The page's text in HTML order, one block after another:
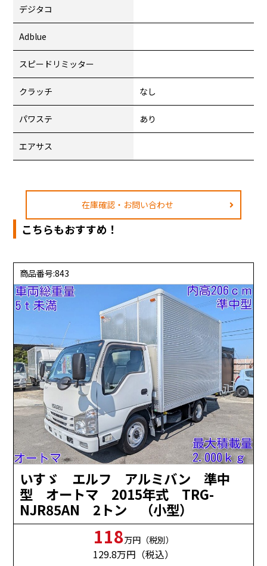
デジタコ
Adblue
スピードリミッター
クラッチ なし
パワステ あり
エアサス
在庫確認・お問い合わせ
こちらもおすすめ！
商品番号:843
いすゞ エルフ アルミバン 準中
型 オートマ 2015年式 TRG-
NJR85AN 2トン （小型）
118万円（税別）
129.8万円（税込）